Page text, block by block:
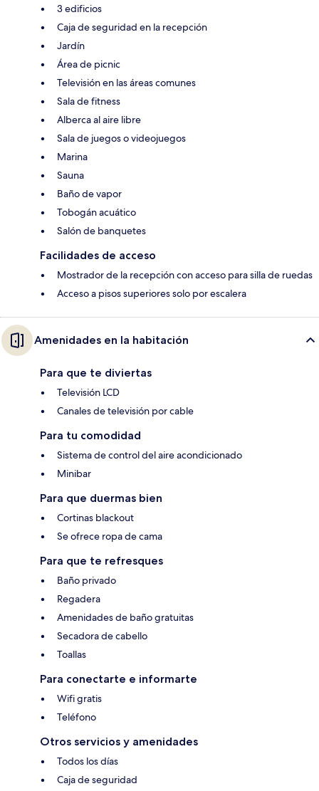
3 edificios
Caja de seguridad en la recepción
Jardín
Área de picnic
Televisión en las áreas comunes
Sala de fitness
Alberca al aire libre
Sala de juegos o videojuegos
Marina
Sauna
Baño de vapor
Tobogán acuático
Salón de banquetes
Facilidades de acceso
Mostrador de la recepción con acceso para silla de ruedas
Acceso a pisos superiores solo por escalera
Amenidades en la habitación
Para que te diviertas
Televisión LCD
Canales de televisión por cable
Para tu comodidad
Sistema de control del aire acondicionado
Minibar
Para que duermas bien
Cortinas blackout
Se ofrece ropa de cama
Para que te refresques
Baño privado
Regadera
Amenidades de baño gratuitas
Secadora de cabello
Toallas
Para conectarte e informarte
Wifi gratis
Teléfono
Otros servicios y amenidades
Todos los días
Caja de seguridad